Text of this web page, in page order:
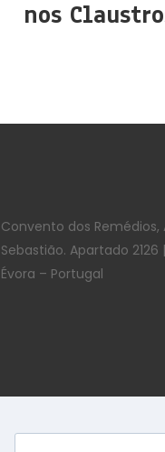
nos
Convento dos Remédios,
Sebastião. Apartado 2126
Évora – Portugal